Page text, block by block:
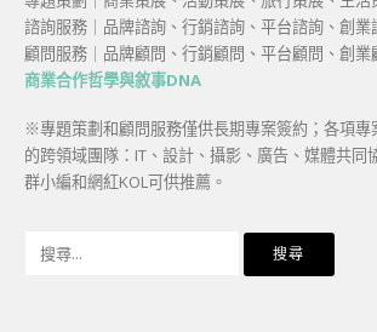
諮詢服務｜品牌諮詢、行銷諮詢、平台諮詢、創業
顧問服務｜品牌顧問、行銷顧問、平台顧問、創業
商業合作哲學與敘事DNA
※專題策劃和顧問服務僅供長期專案簽約；各項專
的跨領域團隊：IT、設計、攝影、廣告、媒體共同
群小編和網紅KOL可供推薦。